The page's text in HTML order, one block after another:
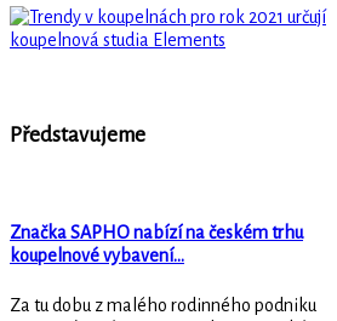
Představujeme
Značka SAPHO nabízí na českém trhu
koupelnové vybavení…
Za tu dobu z malého rodinného podniku